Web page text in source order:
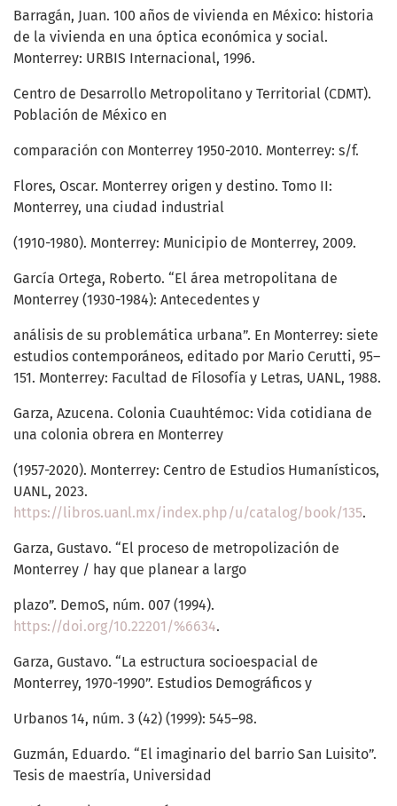
Barragán, Juan. 100 años de vivienda en México: historia
de la vivienda en una óptica económica y social.
Monterrey: URBIS Internacional, 1996.
Centro de Desarrollo Metropolitano y Territorial (CDMT).
Población de México en
comparación con Monterrey 1950-2010. Monterrey: s/f.
Flores, Oscar. Monterrey origen y destino. Tomo II:
Monterrey, una ciudad industrial
(1910-1980). Monterrey: Municipio de Monterrey, 2009.
García Ortega, Roberto. “El área metropolitana de
Monterrey (1930-1984): Antecedentes y
análisis de su problemática urbana”. En Monterrey: siete
estudios contemporáneos, editado por Mario Cerutti, 95–
151. Monterrey: Facultad de Filosofía y Letras, UANL, 1988.
Garza, Azucena. Colonia Cuauhtémoc: Vida cotidiana de
una colonia obrera en Monterrey
(1957-2020). Monterrey: Centro de Estudios Humanísticos,
UANL, 2023.
https://libros.uanl.mx/index.php/u/catalog/book/135.
Garza, Gustavo. “El proceso de metropolización de
Monterrey / hay que planear a largo
plazo”. DemoS, núm. 007 (1994).
https://doi.org/10.22201/%6634.
Garza, Gustavo. “La estructura socioespacial de
Monterrey, 1970-1990”. Estudios Demográficos y
Urbanos 14, núm. 3 (42) (1999): 545–98.
Guzmán, Eduardo. “El imaginario del barrio San Luisito”.
Tesis de maestría, Universidad